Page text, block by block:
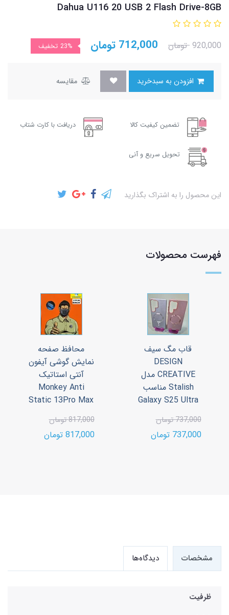
Dahua U116 20 USB 2 Flash Drive-8GB
920,000 تومان 712,000 تومان 23% تخفیف
مقایسه
تضمین کیفیت کالا دریافت با کارت شتاب
تحویل سریع و آنی
این محصول را به اشتراک بگذارید
فهرست محصولات
قاب مگ سیف
DESIGN
CREATIVE مدل
Stalish مناسب
Galaxy S25 Ultra
737,000 تومان
737,000 تومان
محافظ صفحه
نمایش گوشی آیفون
آنتی استاتیک
Monkey Anti
Static 13Pro Max
817,000 تومان
817,000 تومان
مشخصات دیدگاه‌ها
ظرفیت